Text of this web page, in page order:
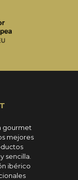
gourmet
mejores
sencilla.
ibérico